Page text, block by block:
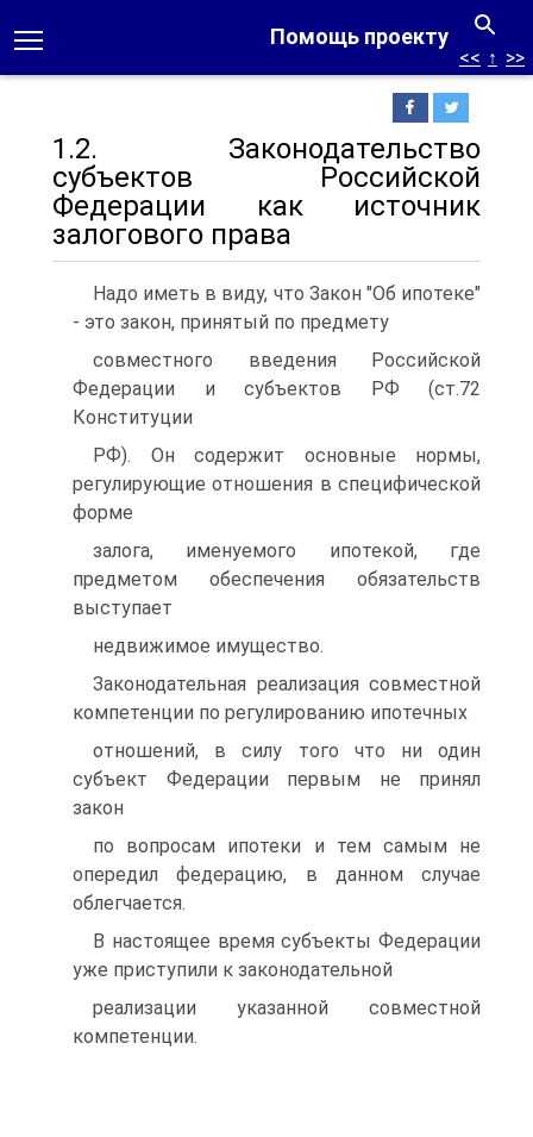
Помощь проекту
<< ↑ >>
1.2. Законодательство
субъектов Российской
Федерации как источник
залогового права
Надо иметь в виду, что Закон "Об ипотеке"
- это закон, принятый по предмету
совместного введения Российской
Федерации и субъектов РФ (ст.72
Конституции
РФ). Он содержит основные нормы,
регулирующие отношения в специфической
форме
залога, именуемого ипотекой, где
предметом обеспечения обязательств
выступает
недвижимое имущество.
Законодательная реализация совместной
компетенции по регулированию ипотечных
отношений, в силу того что ни один
субъект Федерации первым не принял
закон
по вопросам ипотеки и тем самым не
опередил федерацию, в данном случае
облегчается.
В настоящее время субъекты Федерации
уже приступили к законодательной
реализации указанной совместной
компетенции.